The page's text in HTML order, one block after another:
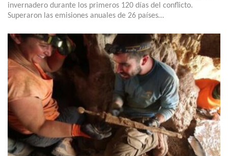
invernadero durante los primeros 120 días del conflicto.
Superaron las emisiones anuales de 26 países…